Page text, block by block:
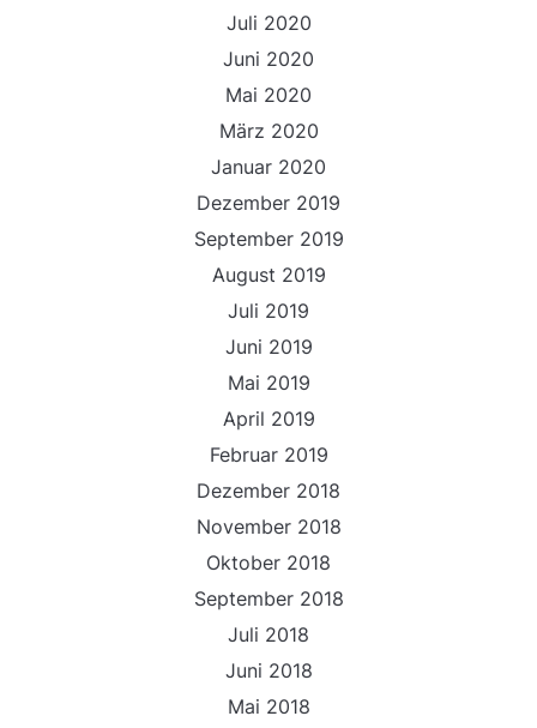
Juli 2020
Juni 2020
Mai 2020
März 2020
Januar 2020
Dezember 2019
September 2019
August 2019
Juli 2019
Juni 2019
Mai 2019
April 2019
Februar 2019
Dezember 2018
November 2018
Oktober 2018
September 2018
Juli 2018
Juni 2018
Mai 2018